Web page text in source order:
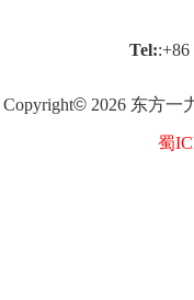
Tel::+86
Copyright© 2026 东方一
蜀